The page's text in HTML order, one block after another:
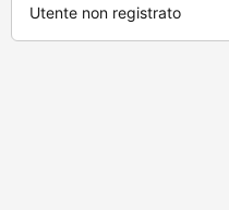
Utente non registrato